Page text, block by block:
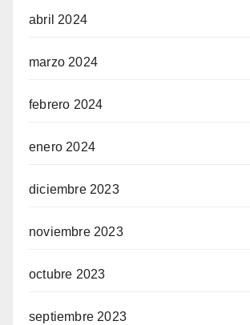
abril 2024
marzo 2024
febrero 2024
enero 2024
diciembre 2023
noviembre 2023
octubre 2023
septiembre 2023